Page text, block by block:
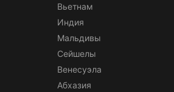
Вьетнам
Индия
Мальдивы
Сейшелы
Венесуэла
Абхазия